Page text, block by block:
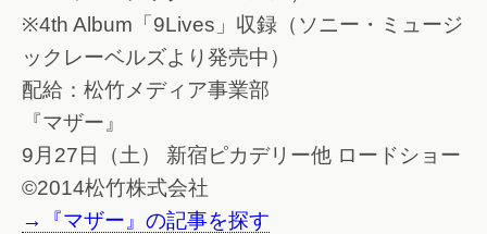
※4th Album「9Lives」収録（ソニー・ミュージ
ックレーベルズより発売中）
配給：松竹メディア事業部
『マザー』
9月27日（土） 新宿ピカデリー他 ロードショー
©2014松竹株式会社
→『マザー』の記事を探す